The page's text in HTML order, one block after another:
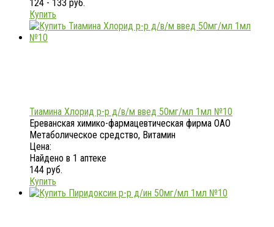
124 - 133 руб.
Купить
Тиамина Хлорид р-р д/в/м введ 50мг/мл 1мл №10
Ереванская химико-фармацевтическая фирма ОАО
Метаболическое средство, Витамин
Цена:
Найдено в 1 аптеке
144 руб.
Купить